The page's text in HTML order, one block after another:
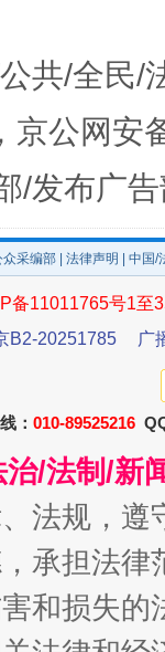
从幼
共/全民/
京公网安
/发布广
众采编部 法律声明 | 中国
备11011765号1至
B2-20251785
广
： 010-89525216
/法制/新
法规，
承担法
和损失